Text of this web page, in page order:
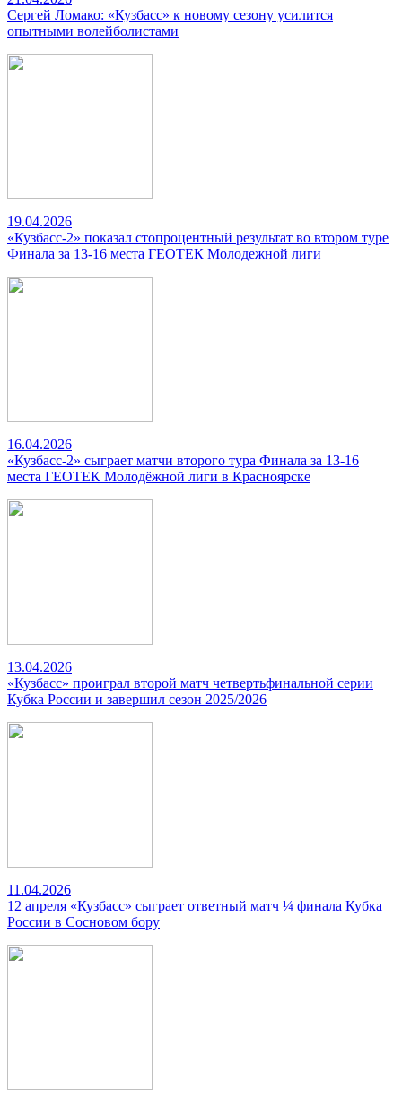
Сергей Ломако: «Кузбасс» к новому сезону усилится
опытными волейболистами
19.04.2026
«Кузбасс-2» показал стопроцентный результат во втором туре
Финала за 13-16 места ГЕОТЕК Молодежной лиги
16.04.2026
«Кузбасс-2» сыграет матчи второго тура Финала за 13-16
места ГЕОТЕК Молодёжной лиги в Красноярске
13.04.2026
«Кузбасс» проиграл второй матч четвертьфинальной серии
Кубка России и завершил сезон 2025/2026
11.04.2026
12 апреля «Кузбасс» сыграет ответный матч ¼ финала Кубка
России в Сосновом бору